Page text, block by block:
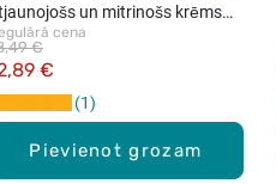
Pievienot grozam
un mitrinošs krēms
50mlcena
€
€
1